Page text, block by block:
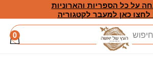
הנחה על כל הספריות והארוניות
לחצו כאן למעבר לקטגוריה
0